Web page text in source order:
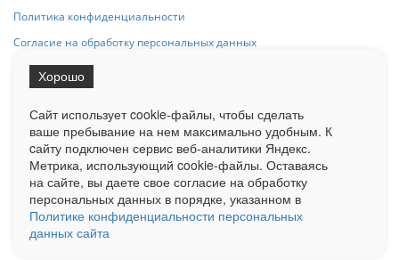
Политика конфиденциальности
Согласие на обработку персональных данных
на Сетевое издание «ОрелТаймс» обязательна.
Ограниченная статистика посещаемости доступна на сайте
Liveinternet.ru . Подробная статистика для рекламодателей по запросу
у менеджера.
Реклама Документы О нас Контакты
Сайт использует cookie-файлы, чтобы сделать
ваше пребывание на нем максимально удобным. К
cайту подключен сервис веб-аналитики Яндекс.
Метрика, использующий cookie-файлы. Оставаясь
на сайте, вы даете свое согласие на обработку
персональных данных в порядке, указанном в
Политике конфиденциальности персональных
данных сайта
Хорошо